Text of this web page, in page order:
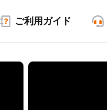
ご利用ガイド